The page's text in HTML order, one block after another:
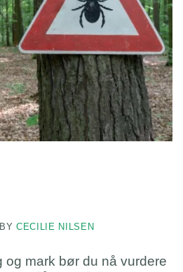
BY CECILIE NILSEN
og mark bør du nå vurdere